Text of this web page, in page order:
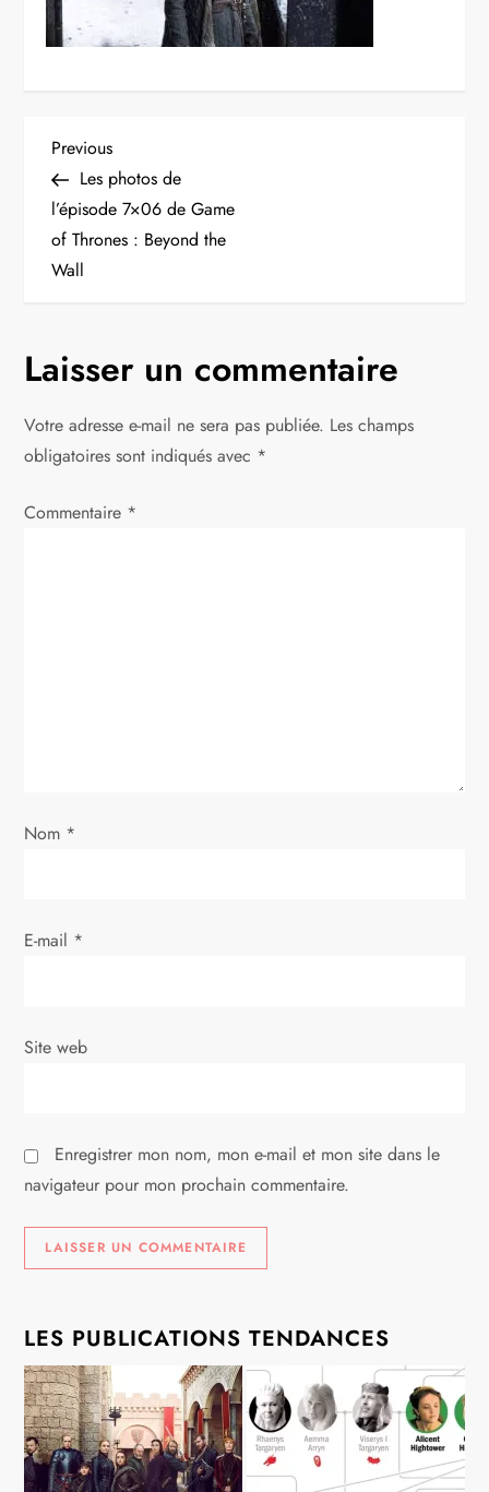
N
a
v
g
a
t
i
’
r
i
l
e
Previous
Post
Previous
Les photos de
l’épisode 7×06 de Game
of Thrones : Beyond the
Wall
Laisser un commentaire
Votre adresse e-mail ne sera pas publiée. Les champs
obligatoires sont indiqués avec *
Commentaire *
Nom *
E-mail *
Site web
Enregistrer mon nom, mon e-mail et mon site dans le
navigateur pour mon prochain commentaire.
LES PUBLICATIONS TENDANCES